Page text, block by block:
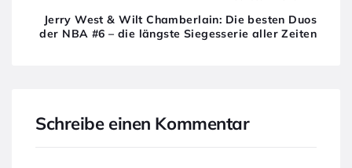
Jerry West & Wilt Chamberlain: Die besten Duos
der NBA #6 – die längste Siegesserie aller Zeiten
Schreibe einen Kommentar